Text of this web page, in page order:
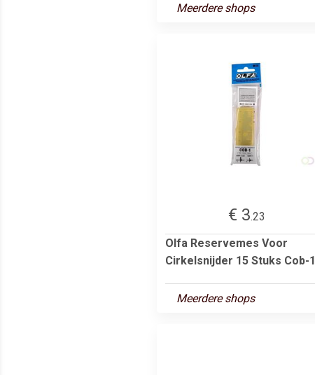
Meerdere shops
€ 3.23
Olfa Reservemes Voor
Cirkelsnijder 15 Stuks Cob-1
Meerdere shops